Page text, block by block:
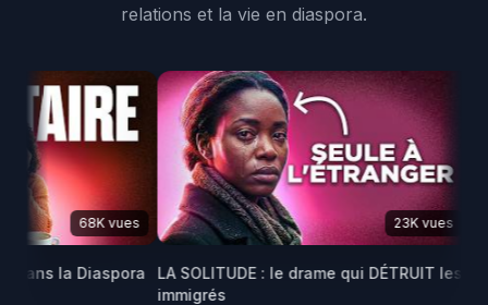
relations et la vie en diaspora.
68K vues
la Diaspora
23K vues
LA SOLITUDE : le drame qui DÉTRUIT les
immigrés